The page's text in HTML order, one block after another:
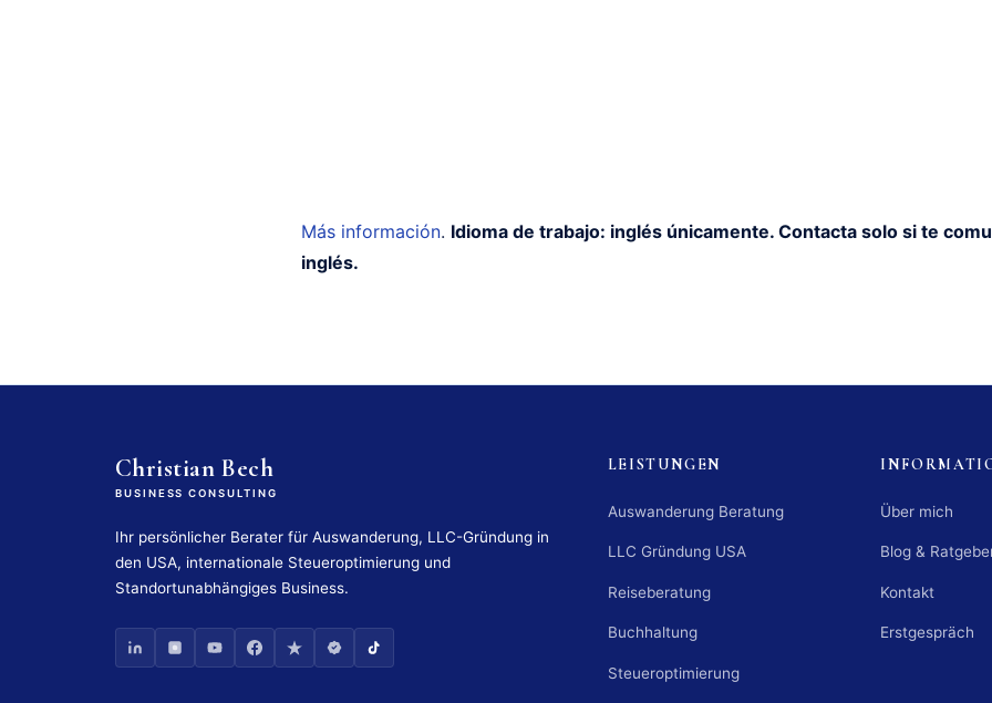
Más información. Idioma de trabajo: inglés únicamente. Contacta solo si te
inglés.
Christian Bech
BUSINESS CONSULTING
Ihr persönlicher Berater für Auswanderung, LLC-Gründung in
den USA, internationale Steueroptimierung und
Standortunabhängiges Business.
LEISTUNGEN
Auswanderung Beratung
LLC Gründung USA
Reiseberatung
Buchhaltung
Steueroptimierung
Über mich
Blog &
Kontakt
Erstgespräch